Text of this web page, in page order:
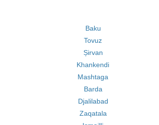
Baku
Tovuz
Șirvan
Khankendi
Mashtaga
Barda
Djalilabad
Zaqatala